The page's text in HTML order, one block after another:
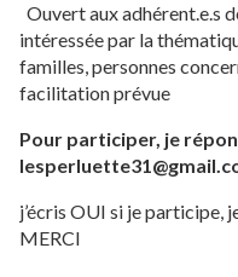
Ouvert aux adhérent.e.s
intéressée par la
familles, personnes
facilitation prévue
Pour participer, je
j’écris OUI si je participe,
MERCI